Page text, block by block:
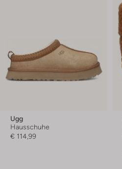
Ugg
Hausschuhe
€ 114,99